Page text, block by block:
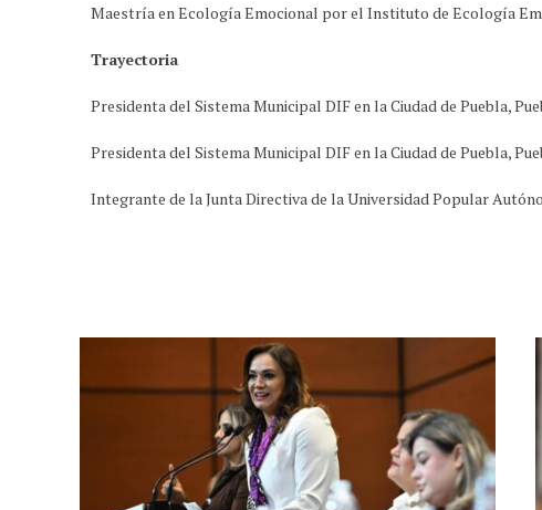
Maestría en Ecología Emocional por el Instituto de Ecología
Trayectoria
Presidenta del Sistema Municipal DIF en la Ciudad de Puebla,
Presidenta del Sistema Municipal DIF en la Ciudad de Puebla,
Integrante de la Junta Directiva de la Universidad Popular